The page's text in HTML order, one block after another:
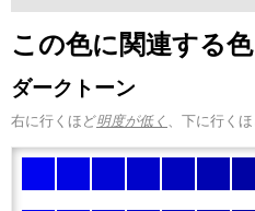
この色に関連する色
ダークトーン
右に行くほど明度が低く 、下に行く